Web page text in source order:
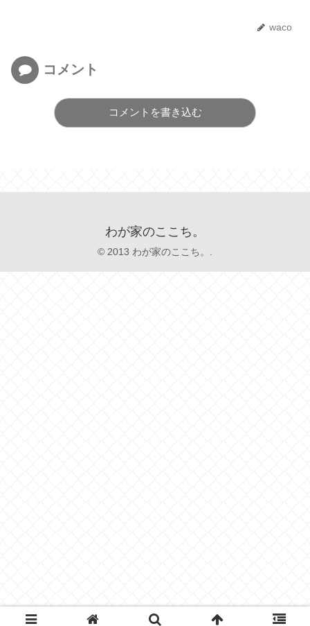
waco
コメント
コメントを書き込む
わが家のここち。
© 2013 わが家のここち。.